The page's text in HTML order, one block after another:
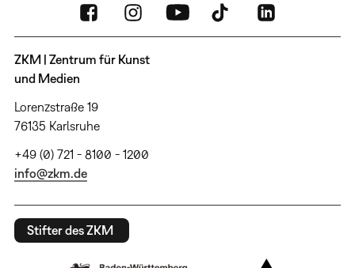
ZKM | Zentrum für Kunst
und Medien
Lorenzstraße 19
76135 Karlsruhe
+49 (0) 721 - 8100 - 1200
info@zkm.de
Stifter des ZKM